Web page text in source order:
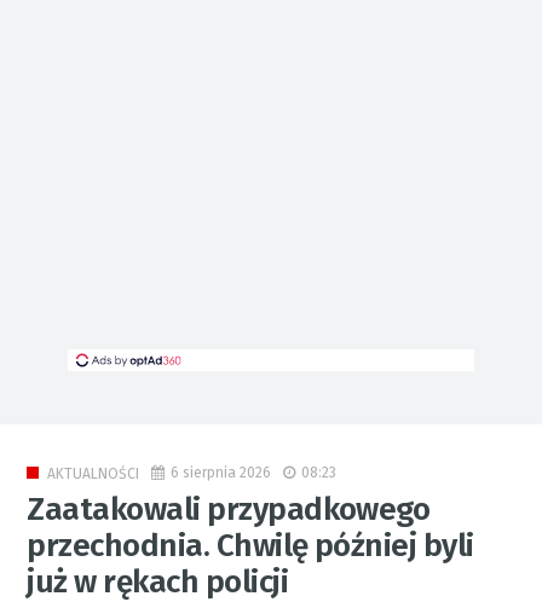
AKTUALNOŚCI 6 sierpnia 2026 08:23
Zaatakowali przypadkowego
przechodnia. Chwilę później byli
już w rękach policji